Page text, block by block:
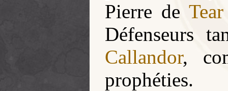
Pierre deTear
Défenseurs
Callandor,
prophéties.